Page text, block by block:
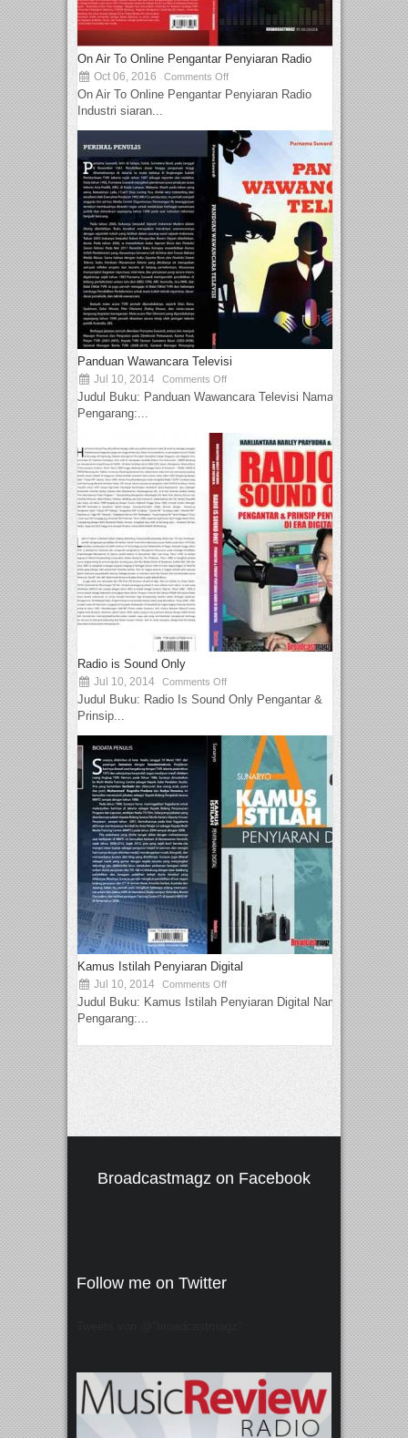
On Air To Online Pengantar Penyiaran Radio
Oct 06, 2016 Comments Off
On Air To Online Pengantar Penyiaran Radio
Industri siaran...
Panduan Wawancara Televisi
Jul 10, 2014 Comments Off
Judul Buku: Panduan Wawancara Televisi Nama
Pengarang:...
Radio is Sound Only
Jul 10, 2014 Comments Off
Judul Buku: Radio Is Sound Only Pengantar &
Prinsip...
Kamus Istilah Penyiaran Digital
Jul 10, 2014 Comments Off
Judul Buku: Kamus Istilah Penyiaran Digital Nama
Pengarang:...
Broadcastmagz on Facebook
Follow me on Twitter